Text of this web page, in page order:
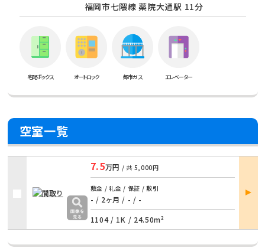
福岡市七隈線 薬院大通駅 11分
宅配ボックス オートロック 都市ガス エレベーター
空室一覧
7.5万円 / 共 5,000円
敷金 / 礼金 / 保証 / 敷引
- / 2ヶ月 / - / -
1104 / 1K / 24.50m²
部屋
詳細